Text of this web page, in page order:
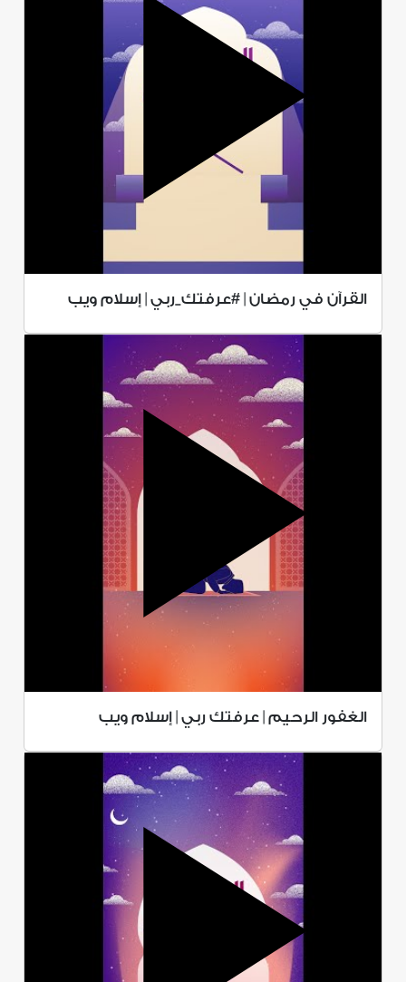
القرآن في رمضان | #عرفتك_ربي | إسلام ويب
الغفور الرحيم | عرفتك ربي | إسلام ويب